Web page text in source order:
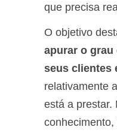
que precisa
O objetivo
apurar o
seus clientes
relativamente
está a prestar.